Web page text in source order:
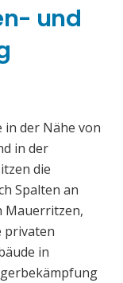
und
in der Nähe von
in der
die
Spalten an
Mauerritzen,
privaten
in